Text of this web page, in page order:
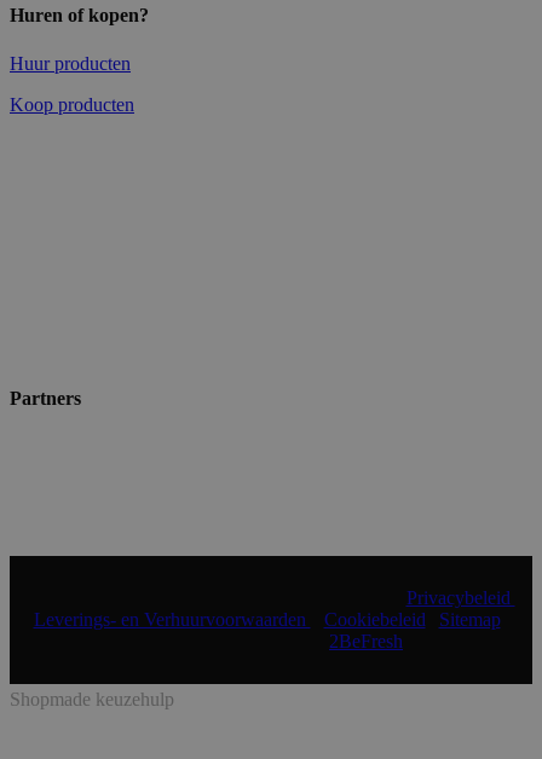
Huren of kopen?
Huur producten
Koop producten
Partners
Privacybeleid
Leverings- en Verhuurvoorwaarden
Cookiebeleid Sitemap|
2BeFresh
Shopmade keuzehulp